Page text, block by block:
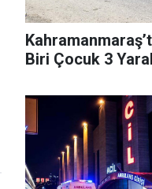
Biri Çocuk 3